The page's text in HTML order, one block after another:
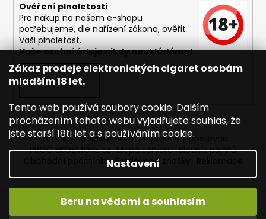
Zákaz prodeje elektronických cigaret osobám
mladším 18 let.
Tento web používá soubory cookie. Dalším
procházením tohoto webu vyjadřujete souhlas, že
jste starší 18ti let a s používáním cookie.
Nastavení
Beru na vědomí a souhlasím
Ověření plnoletosti
Pro nákup na našem e-shopu
potřebujeme, dle nařízení zákona, ověřit
Vaši plnoletost.
Vaše osobní údaje nikdy neukládáme!
PŘIHLÁSIT SE
Kontakty Napište nám Dopravné / poštovné
PROČ EKOSMOKE.cz Mapa serveru Slovník pojmů
Obchodní podmínky Prodávané značky
Vytvořil Shoptet